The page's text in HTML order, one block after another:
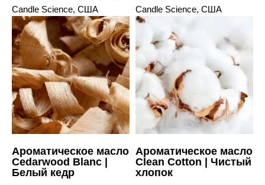
Candle Science, США Candle Science, США
Ароматическое масло
Cedarwood Blanc |
Белый кедр
Ароматическое масло
Clean Cotton | Чистый
хлопок